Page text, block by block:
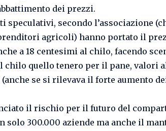
dei prezzi.
speculativi, secondo l’associazione
agricoli) hanno portato il
a 18 centesimi al chilo, facendo
chilo quello tenero per il pane, valori
se si rilevava il forte aumento
il rischio per il futuro del
solo 300.000 aziende ma anche il